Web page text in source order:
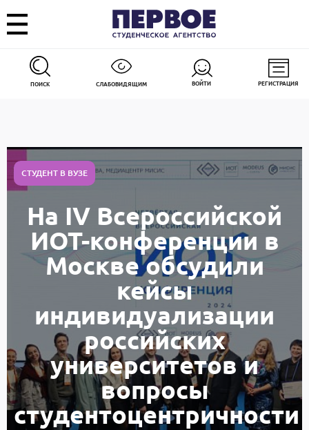
ПОИСК СЛАБОВИДЯЩИМ ВОЙТИ РЕГИСТРАЦИЯ
СТУДЕНТ В ВУЗЕ
На IV Всероссийской
ИОТ-конференции в
Москве обсудили
кейсы
индивидуализации
российских
университетов и
вопросы
студентоцентричности